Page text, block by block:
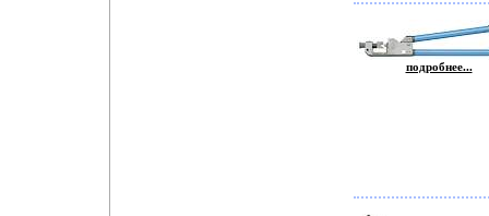
подробнее...